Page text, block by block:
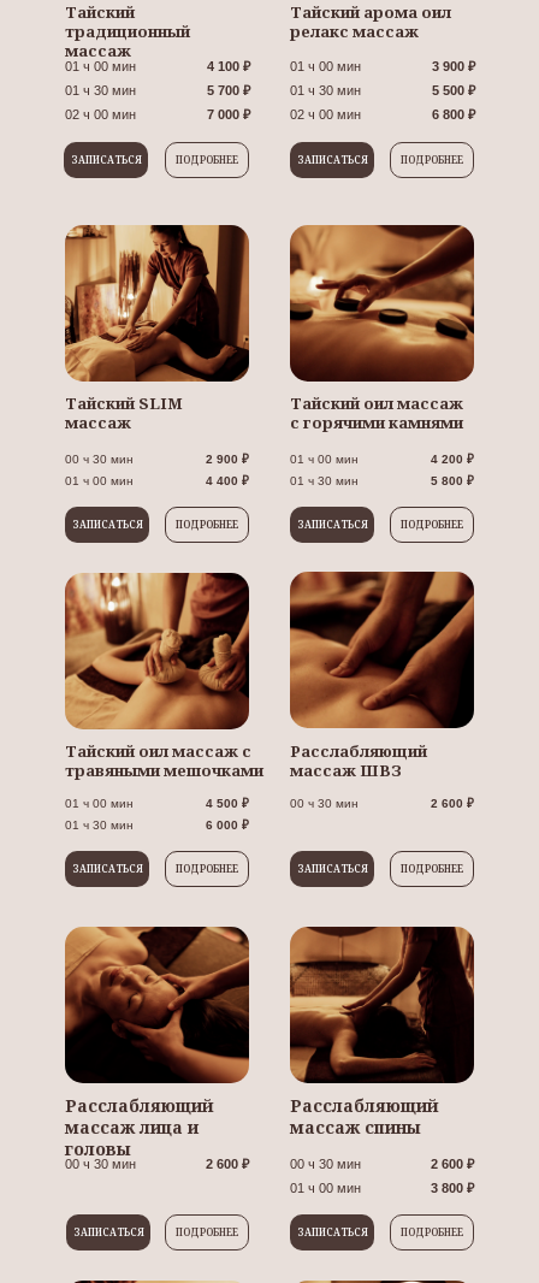
Тайский
традиционный
массаж
01 ч 00 мин
01 ч 30 мин
02 ч 00 мин
4 100 ₽
5 700 ₽
7 000 ₽
Тайский арома оил
релакс массаж
01 ч 00 мин
01 ч 30 мин
02 ч 00 мин
3 900 ₽
5 500 ₽
6 800 ₽
ЗАПИСАТЬСЯ ЗАПИСАТЬСЯ
ПОДРОБНЕЕ ПОДРОБНЕЕ
Тайский SLIM
массаж
00 ч 30 мин
01 ч 00 мин
2 900 ₽
4 400 ₽
Тайский оил массаж
с горячими камнями
01 ч 00 мин
01 ч 30 мин
4 200 ₽
5 800 ₽
Тайский оил массаж с
травяными мешочками
01 ч 00 мин
01 ч 30 мин
4 500 ₽
6 000 ₽
Расслабляющий
массаж ШВЗ
00 ч 30 мин 2 600 ₽
ЗАПИСАТЬСЯ ЗАПИСАТЬСЯ
ЗАПИСАТЬСЯ ЗАПИСАТЬСЯ
ПОДРОБНЕЕ ПОДРОБНЕЕ
ПОДРОБНЕЕ ПОДРОБНЕЕ
Расслабляющий
массаж лица и
головы
00 ч 30 мин 2 600 ₽
Расслабляющий
массаж спины
00 ч 30 мин
01 ч 00 мин
2 600 ₽
3 800 ₽
ЗАПИСАТЬСЯ ЗАПИСАТЬСЯ
ПОДРОБНЕЕ ПОДРОБНЕЕ